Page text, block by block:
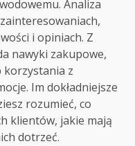
Analiza
i opiniach. Z
nawyki zakupowe,
korzystania z
Im dokładniejsze
rozumieć, co
klientów, jakie mają
dotrzeć.